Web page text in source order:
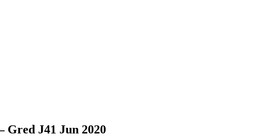
Gred J41 Jun 2020